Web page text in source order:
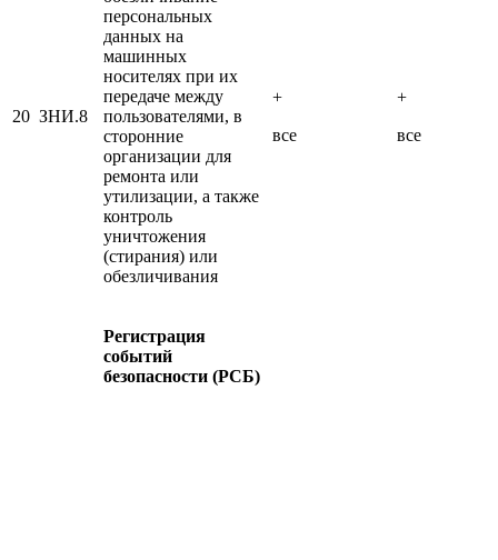
20 ЗНИ.8
персональных
данных на
машинных
носителях при их
передаче между
пользователями, в
сторонние
организации для
ремонта или
утилизации, а также
контроль
уничтожения
(стирания) или
обезличивания
+
все
+
все
Регистрация
событий
безопасности (РСБ)